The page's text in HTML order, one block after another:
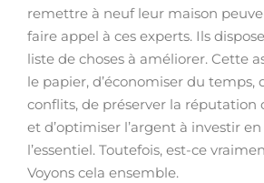
remettre à neuf leur maison
faire appel à ces experts. Ils
liste de choses à améliorer. Cette
le papier, d’économiser du temps,
conflits, de préserver la réputation
et d’optimiser l’argent à investir
l’essentiel. Toutefois, est-ce
Voyons cela ensemble.